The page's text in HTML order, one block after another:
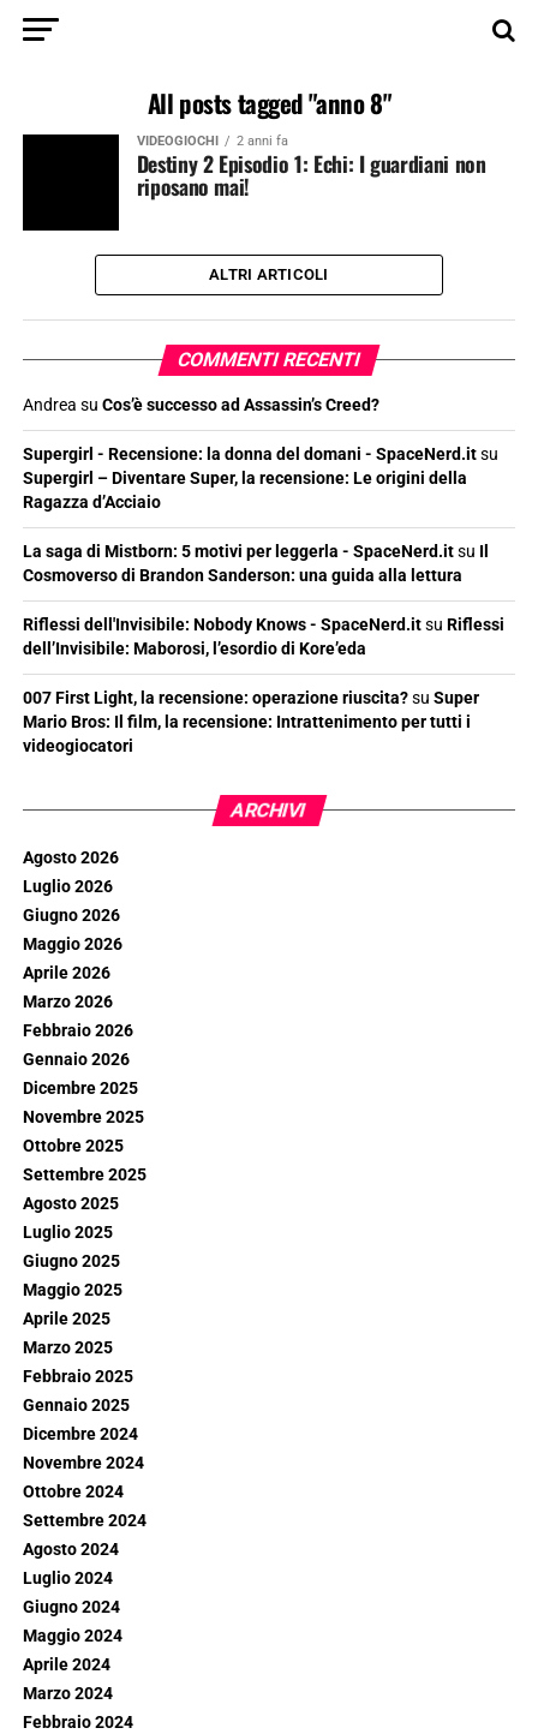
All posts tagged "anno 8"
VIDEOGIOCHI 2 anni fa
Destiny 2 Episodio 1: Echi: I guardiani non
riposano mai!
ALTRI ARTICOLI
COMMENTI RECENTI
Andrea su Cos’è successo ad Assassin’s Creed?
Supergirl - Recensione: la donna del domani - SpaceNerd.itsu
Supergirl – Diventare Super, la recensione: Le origini della
Ragazza d’Acciaio
La saga di Mistborn: 5 motivi per leggerla - SpaceNerd.itsu Il
Cosmoverso di Brandon Sanderson: una guida alla lettura
Riflessi dell'Invisibile: Nobody Knows - SpaceNerd.itsu Riflessi
dell’Invisibile: Maborosi, l’esordio di Kore’eda
007 First Light, la recensione: operazione riuscita?su Super
Mario Bros: Il film, la recensione: Intrattenimento per tutti i
videogiocatori
ARCHIVI
Agosto 2026
Luglio 2026
Giugno 2026
Maggio 2026
Aprile 2026
Marzo 2026
Febbraio 2026
Gennaio 2026
Dicembre 2025
Novembre 2025
Ottobre 2025
Settembre 2025
Agosto 2025
Luglio 2025
Giugno 2025
Maggio 2025
Aprile 2025
Marzo 2025
Febbraio 2025
Gennaio 2025
Dicembre 2024
Novembre 2024
Ottobre 2024
Settembre 2024
Agosto 2024
Luglio 2024
Giugno 2024
Maggio 2024
Aprile 2024
Marzo 2024
Febbraio 2024